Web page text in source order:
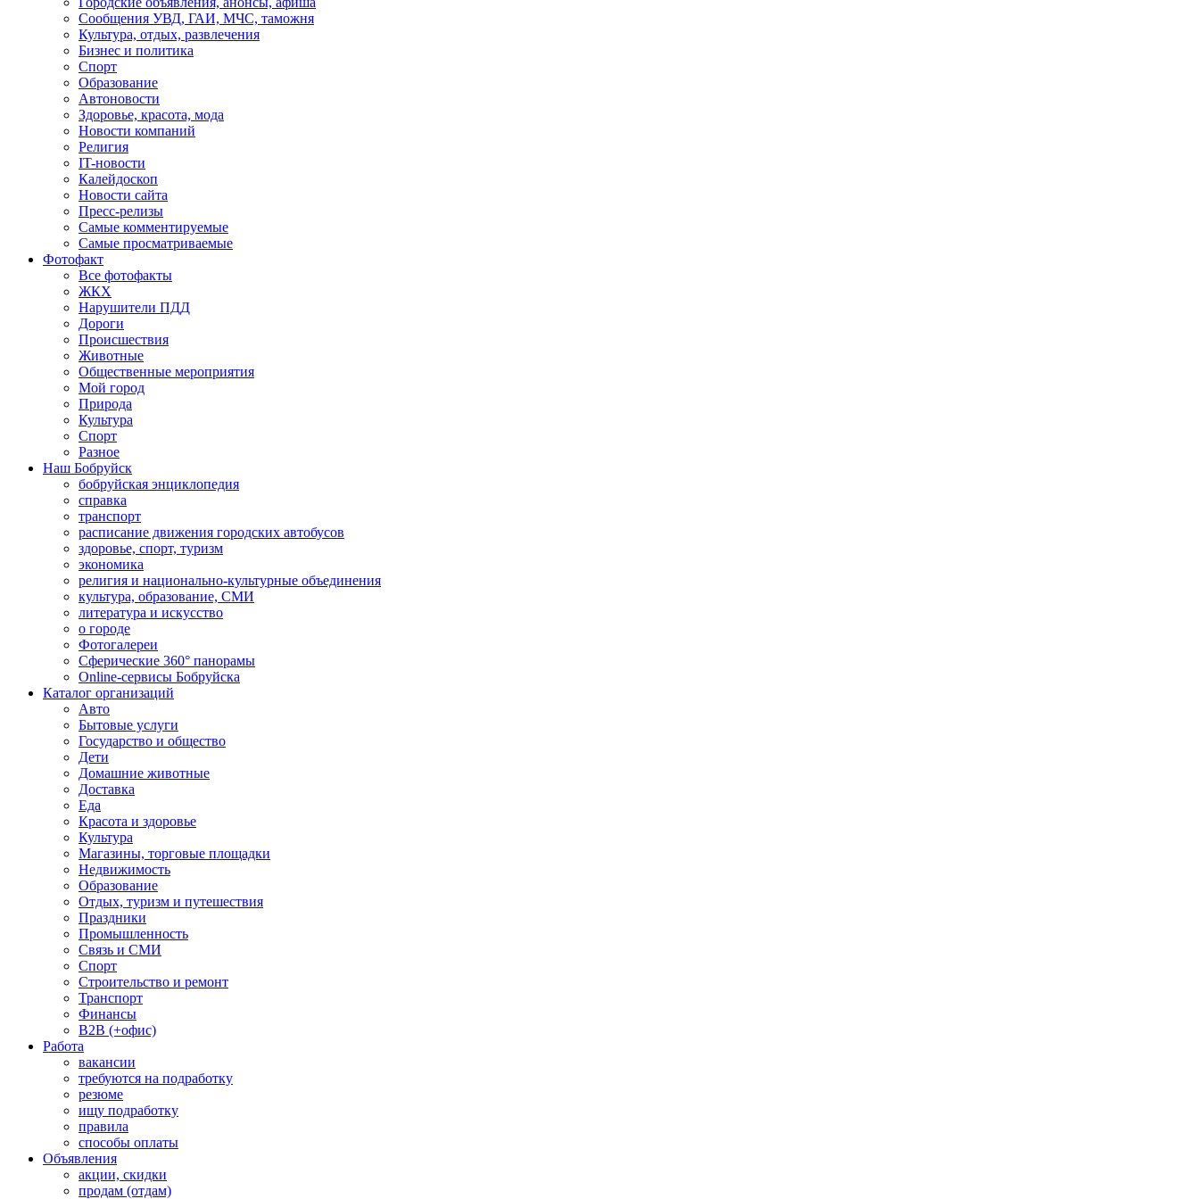
Сообщения УВД, ГАИ, МЧС, таможня
Культура, отдых, развлечения
Бизнес и политика
Спорт
Образование
Автоновости
Здоровье, красота, мода
Новости компаний
Религия
IT-новости
Калейдоскоп
Новости сайта
Пресс-релизы
Самые комментируемые
Самые просматриваемые
Фотофакт
Все фотофакты
ЖКХ
Нарушители ПДД
Дороги
Происшествия
Животные
Общественные мероприятия
Мой город
Природа
Культура
Спорт
Разное
Наш Бобруйск
бобруйская энциклопедия
справка
транспорт
расписание движения городских автобусов
здоровье, спорт, туризм
экономика
религия и национально-культурные объединения
культура, образование, СМИ
литература и искусство
о городе
Фотогалереи
Сферические 360° панорамы
Online-сервисы Бобруйска
Каталог организаций
Авто
Бытовые услуги
Государство и общество
Дети
Домашние животные
Доставка
Еда
Красота и здоровье
Культура
Магазины, торговые площадки
Недвижимость
Образование
Отдых, туризм и путешествия
Праздники
Промышленность
Связь и СМИ
Спорт
Строительство и ремонт
Транспорт
Финансы
B2B (+офис)
Работа
вакансии
требуются на подработку
резюме
ищу подработку
правила
способы оплаты
Объявления
акции, скидки
продам (отдам)